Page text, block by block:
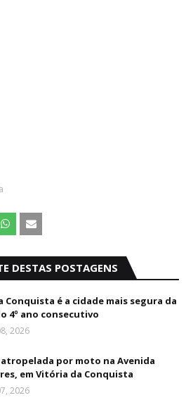
DESTAS POSTAGENS
Conquista é a cidade mais segura da
4º ano consecutivo
2026
por moto na Avenida
em Vitória da Conquista
2026